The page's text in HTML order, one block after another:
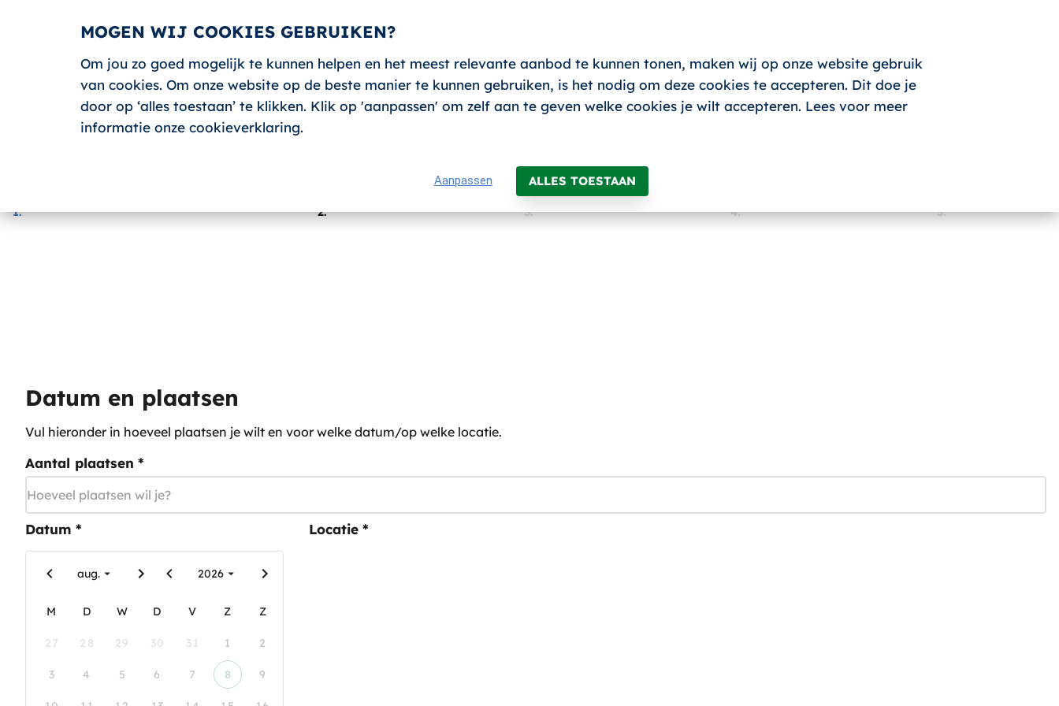
MOGEN WIJ COOKIES GEBRUIKEN?
Om jou zo goed mogelijk te kunnen helpen en het meest relevante aanbod te kunnen tonen, maken wij op onze website gebruik
van cookies. Om onze website op de beste manier te kunnen gebruiken, is het nodig om deze cookies te accepteren. Dit doe je
door op ‘alles toestaan’ te klikken. Klik op 'aanpassen' om zelf aan te geven welke cookies je wilt accepteren. Lees voor meer
informatie onze cookieverklaring.
Aanpassen ALLES TOESTAAN
AANMELDEN
1. 2. 3. 4. 5.
Datum en plaatsen
Vul hieronder in hoeveel plaatsen je wilt en voor welke datum/op welke locatie.
Aantal plaatsen *
Datum *
aug. 2026
M D W D V Z Z
27 28 29 30 31 1 2
3 4 5 6 7 8 9
Locatie *